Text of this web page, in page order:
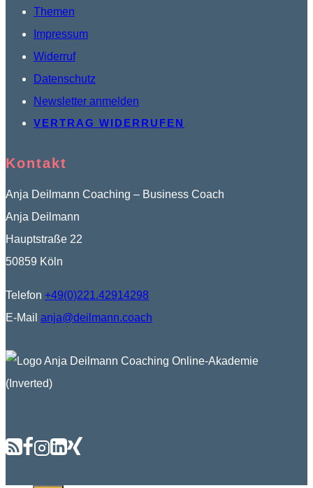
Themen
Impressum
Widerruf
Datenschutz
Newsletter anmelden
VERTRAG WIDERRUFEN
Kontakt
Anja Deilmann Coaching – Business Coach
Anja Deilmann
Hauptstraße 22
50859 Köln
Telefon +49(0)221.42914298
E-Mail anja@deilmann.coach